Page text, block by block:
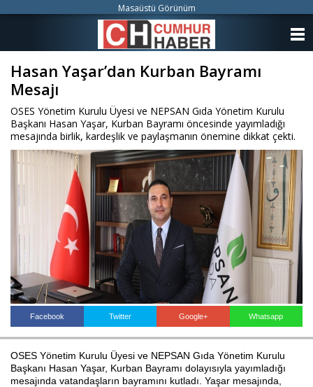
Hasan Yaşar’dan Kurban Bayramı
Mesajı
OSES Yönetim Kurulu Üyesi ve NEPSAN Gıda Yönetim Kurulu
Başkanı Hasan Yaşar, Kurban Bayramı öncesinde yayımladığı
mesajında birlik, kardeşlik ve paylaşmanın önemine dikkat çekti.
Facebook Twitter Google+ Whatsapp
OSES Yönetim Kurulu Üyesi ve NEPSAN Gıda Yönetim Kurulu
Başkanı Hasan Yaşar, Kurban Bayramı dolayısıyla yayımladığı
mesajında vatandaşların bayramını kutladı. Yaşar mesajında,
Masaüstü Görünüm
ANKETLER
FOTO GALERİ
VİDEO GALERİ
KÜNYE
İLETİŞİM
Haberin Doğru Adresi.